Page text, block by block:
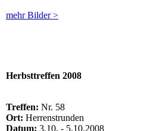
mehr Bilder >
Herbsttreffen 2008
Treffen: Nr. 58
Ort: Herrenstrunden
Datum: 3.10. - 5.10.2008